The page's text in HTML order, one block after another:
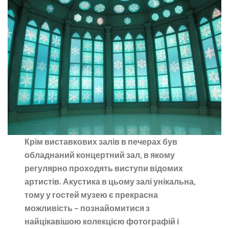
Крім виставкових залів в печерах був
обладнаний концертний зал, в якому
регулярно проходять виступи відомих
артистів. Акустика в цьому залі унікальна,
тому у гостей музею є прекрасна
можливість – познайомитися з
найцікавішою колекцією фотографій і